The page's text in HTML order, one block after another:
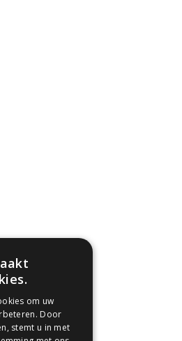
om uw
Door
stemt u in met